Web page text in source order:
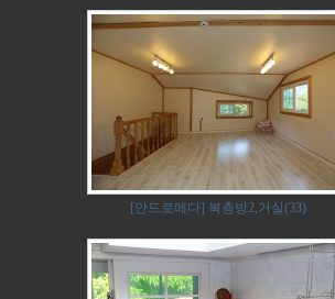
[안드로메다] 복층방2,거실(33)